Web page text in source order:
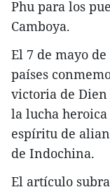
Phu para los
Camboya.
​El 7 de mayo
países
victoria de
la lucha
espíritu de
de Indochina.
El artículo